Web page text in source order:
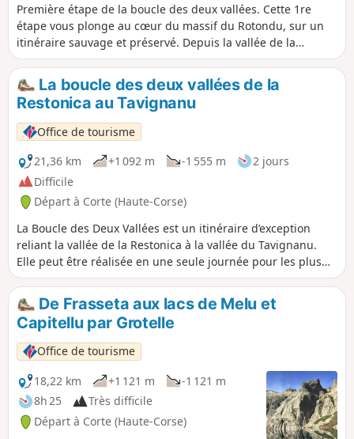
Première étape de la boucle des deux vallées. Cette 1re
étape vous plonge au cœur du massif du Rotondu, sur un
itinéraire sauvage et préservé. Depuis la vallée de la
Restonica, célèbre pour ses paysages alpins et ses eaux
cristallines, vous emprunterez un sentier montant à travers
une forêt de pins laricio jusqu’aux bergeries de
Cappellaccia. Vous poursuivrez ensuite vers le vaste plateau
d’Alzu, offrant un panorama magnifique sur les sommets
environnants. La descente vers le refuge de A Sega, près du
merveilleux lac du même nom, marque la fin de cette
journée de randonnée.
La boucle des deux vallées de la
Restonica au Tavignanu
Office de tourisme
21,36 km
+1 092 m -1 555 m
2 jours
Difficile
Départ à Corte (Haute-Corse)
La Boucle des Deux Vallées est un itinéraire d’exception
reliant la vallée de la Restonica à la vallée du Tavignanu.
Elle peut être réalisée en une seule journée pour les plus
sportifs (21 km au total), ou en deux étapes, avec une nuit
au refuge de A Sega.
De Frasseta aux lacs de Melu et
Capitellu par Grotelle
Office de tourisme
18,22 km
+1 121 m
-1 121 m
8h 25
Très difficile
Départ à Corte (Haute-Corse)